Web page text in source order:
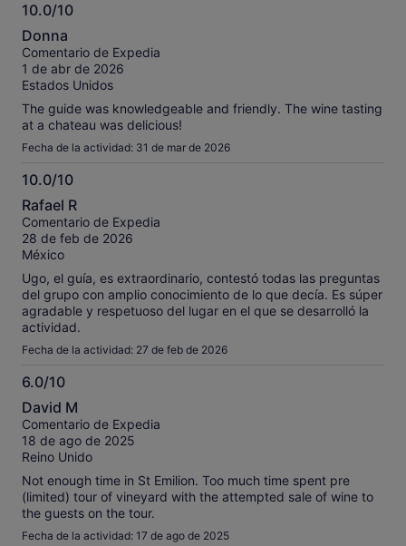
10.0/10
10.0
sobre
10
Donna
Comentario de Expedia
1 de abr de 2026
Estados Unidos
The guide was knowledgeable and friendly. The wine tasting
at a chateau was delicious!
Fecha de la actividad: 31 de mar de 2026
10.0/10
10.0
sobre
10
Rafael R
Comentario de Expedia
28 de feb de 2026
México
Ugo, el guía, es extraordinario, contestó todas las preguntas
del grupo con amplio conocimiento de lo que decía. Es súper
agradable y respetuoso del lugar en el que se desarrolló la
actividad.
Fecha de la actividad: 27 de feb de 2026
6.0/10
6.0
sobre
10
David M
Comentario de Expedia
18 de ago de 2025
Reino Unido
Not enough time in St Emilion. Too much time spent pre
(limited) tour of vineyard with the attempted sale of wine to
the guests on the tour.
Fecha de la actividad: 17 de ago de 2025